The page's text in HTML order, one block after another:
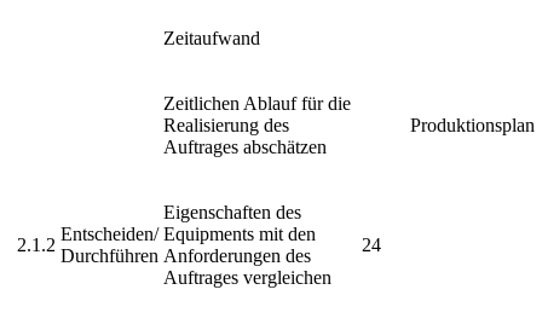
Zeitaufwand
Zeitlichen Ablauf für die
Realisierung des
Auftrages abschätzen
Produktionsplan
2.1.2
Entscheiden/
Durchführen
Eigenschaften des
Equipments mit den
Anforderungen des
Auftrages vergleichen
24